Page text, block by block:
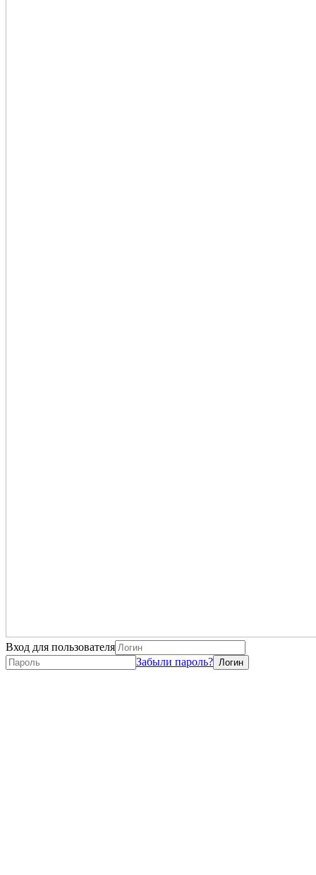
Вход для пользователя
Забыли пароль?